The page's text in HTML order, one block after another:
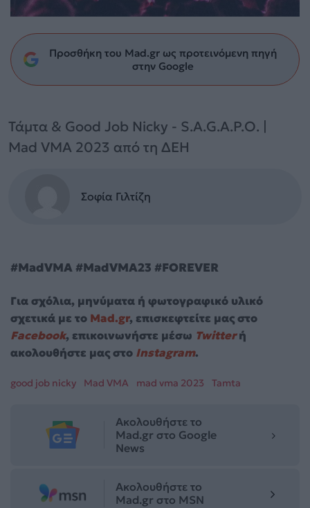
Προσθήκη του Mad.gr ως προτεινόμενη πηγή
στην Google
Τάμτα & Good Job Nicky - S.A.G.A.P.O. |
Mad VMA 2023 από τη ΔΕΗ
Σοφία Γιλτίζη
#MadVMA #MadVMA23 #FOREVER
Για σχόλια, μηνύματα ή φωτογραφικό υλικό
σχετικά με το Mad.gr, επισκεφτείτε μας στο
Facebook, επικοινωνήστε μέσω Twitterή
ακολουθήστε μας στο Instagram.
good job nicky Mad VMA mad vma 2023 Tamta
Ακολουθήστε το
Mad.gr στο Google
News
Ακολουθήστε το
Mad.gr στο MSN